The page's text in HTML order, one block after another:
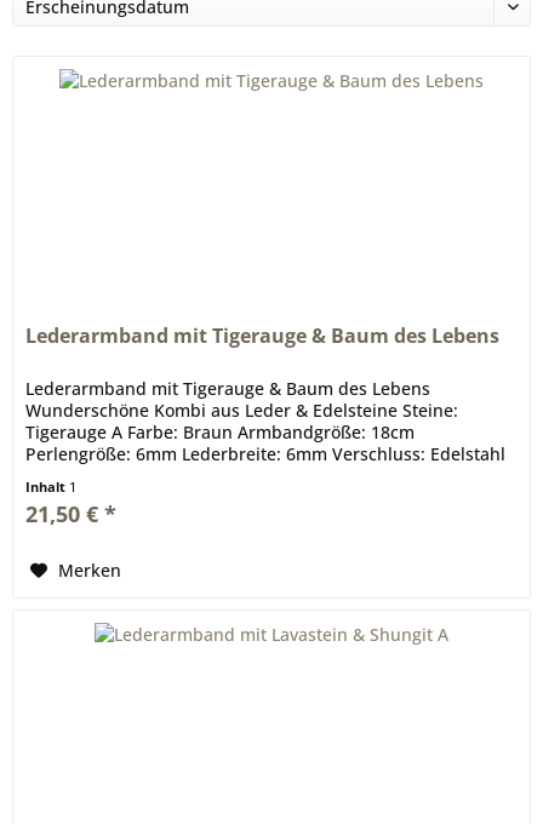
Lederarmband mit Tigerauge & Baum des Lebens
Lederarmband mit Tigerauge & Baum des Lebens
Wunderschöne Kombi aus Leder & Edelsteine Steine:
Tigerauge A Farbe: Braun Armbandgröße: 18cm
Perlengröße: 6mm Lederbreite: 6mm Verschluss: Edelstahl
Inhalt 1
21,50 € *
Merken